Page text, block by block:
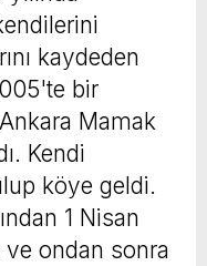
kaydeden
bir
Mamak
Kendi
köye geldi.
1 Nisan
ve ondan sonra